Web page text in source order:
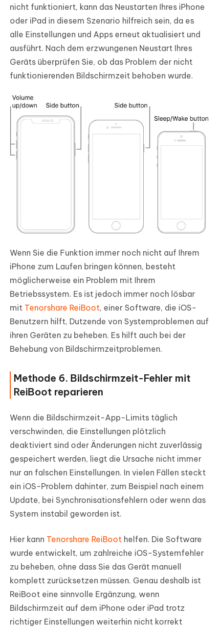
nicht funktioniert, kann das Neustarten Ihres iPhone
oder iPad in diesem Szenario hilfreich sein, da es
alle Einstellungen und Apps erneut aktualisiert und
ausführt. Nach dem erzwungenen Neustart Ihres
Geräts überprüfen Sie, ob das Problem der nicht
funktionierenden Bildschirmzeit behoben wurde.
Wenn Sie die Funktion immer noch nicht auf Ihrem
iPhone zum Laufen bringen können, besteht
möglicherweise ein Problem mit Ihrem
Betriebssystem. Es ist jedoch immer noch lösbar
mit Tenorshare ReiBoot, einer Software, die iOS-
Benutzern hilft, Dutzende von Systemproblemen auf
ihren Geräten zu beheben. Es hilft auch bei der
Behebung von Bildschirmzeitproblemen.
Methode 6. Bildschirmzeit-Fehler mit
ReiBoot reparieren
Wenn die Bildschirmzeit-App-Limits täglich
verschwinden, die Einstellungen plötzlich
deaktiviert sind oder Änderungen nicht zuverlässig
gespeichert werden, liegt die Ursache nicht immer
nur an falschen Einstellungen. In vielen Fällen steckt
ein iOS-Problem dahinter, zum Beispiel nach einem
Update, bei Synchronisationsfehlern oder wenn das
System instabil geworden ist.
Hier kann Tenorshare ReiBoot helfen. Die Software
wurde entwickelt, um zahlreiche iOS-Systemfehler
zu beheben, ohne dass Sie das Gerät manuell
komplett zurücksetzen müssen. Genau deshalb ist
ReiBoot eine sinnvolle Ergänzung, wenn
Bildschirmzeit auf dem iPhone oder iPad trotz
richtiger Einstellungen weiterhin nicht korrekt